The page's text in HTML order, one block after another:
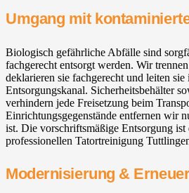
Umgang mit
Biologisch gefährliche Abfälle sind
fachgerecht entsorgt werden. Wir
deklarieren sie fachgerecht und leiten
Entsorgungskanal. Sicherheitsbehälter
verhindern jede Freisetzung beim
Einrichtungsgegenstände entfernen wir
ist. Die vorschriftsmäßige Entsorgung ist
professionellen Tatortreinigung
Modernisierung &